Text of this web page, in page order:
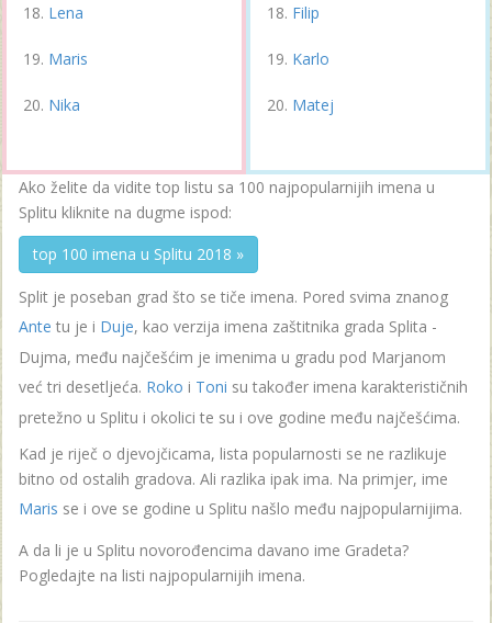
Lena
Maris
Nika
Filip
Karlo
Matej
Ako želite da vidite top listu sa 100 najpopularnijih imena u
Splitu kliknite na dugme ispod:
top 100 imena u Splitu 2018 »
Split je poseban grad što se tiče imena. Pored svima znanog
Ante tu je i Duje, kao verzija imena zaštitnika grada Splita -
Dujma, među najčešćim je imenima u gradu pod Marjanom
već tri desetljeća. Roko i Toni su također imena karakterističnih
pretežno u Splitu i okolici te su i ove godine među najčešćima.
Kad je riječ o djevojčicama, lista popularnosti se ne razlikuje
bitno od ostalih gradova. Ali razlika ipak ima. Na primjer, ime
Maris se i ove se godine u Splitu našlo među najpopularnijima.
A da li je u Splitu novorođencima davano ime Gradeta?
Pogledajte na listi najpopularnijih imena.